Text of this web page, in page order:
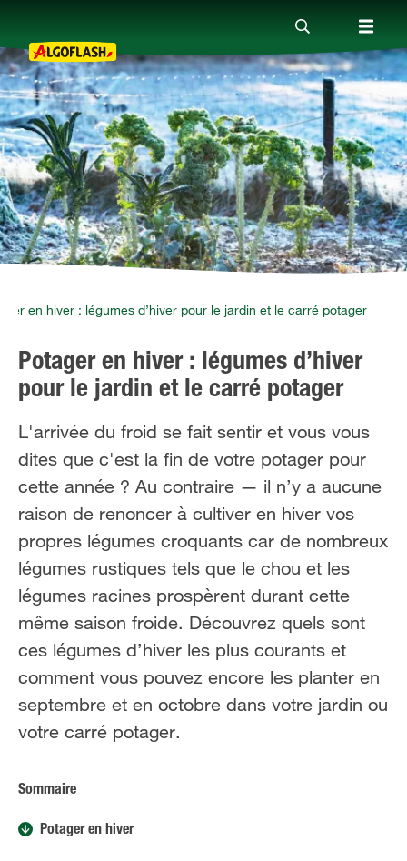
Nos produits
Conseils
Thèmes
Qui sommes-nous ?
Promotions
en hiver : légumes d’hiver pour le jardin et le carré potager
Potager en hiver : légumes d’hiver
pour le jardin et le carré potager
L'arrivée du froid se fait sentir et vous vous
dites que c'est la fin de votre potager pour
cette année ? Au contraire — il n’y a aucune
raison de renoncer à cultiver en hiver vos
propres légumes croquants car de nombreux
légumes rustiques tels que le chou et les
légumes racines prospèrent durant cette
même saison froide. Découvrez quels sont
ces légumes d’hiver les plus courants et
comment vous pouvez encore les planter en
septembre et en octobre dans votre jardin ou
votre carré potager.
Sommaire
Potager en hiver